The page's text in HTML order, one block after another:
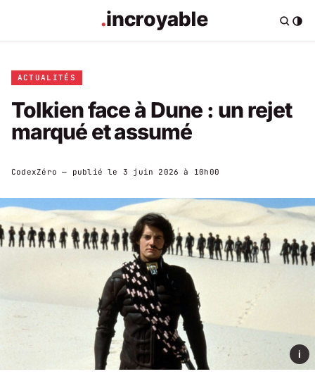
ACTUALITÉS
Tolkien face à Dune : un rejet
marqué et assumé
CodexZéro — publié le 3 juin 2026 à 10h00
i